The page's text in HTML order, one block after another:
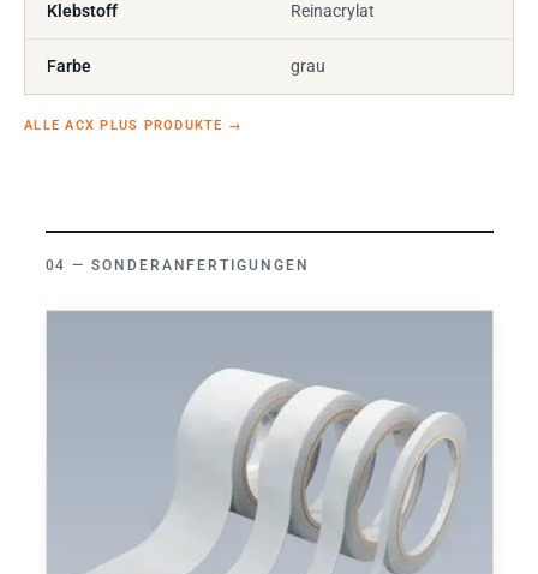
Klebstoff Reinacrylat
Farbe grau
ALLE ACX PLUS PRODUKTE →
SONDERANFERTIGUNGEN